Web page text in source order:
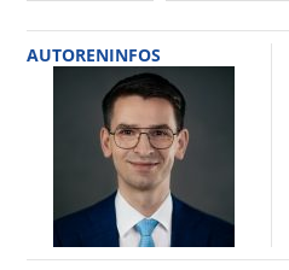
AUTORENINFOS